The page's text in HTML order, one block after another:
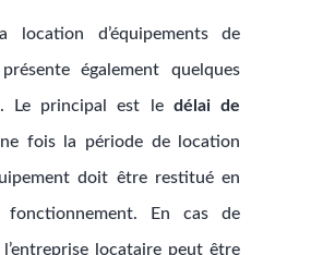
location d’équipements de
également quelques
Le principal est le délai de
fois la période de location
doit être restitué en
En cas de
locataire peut être